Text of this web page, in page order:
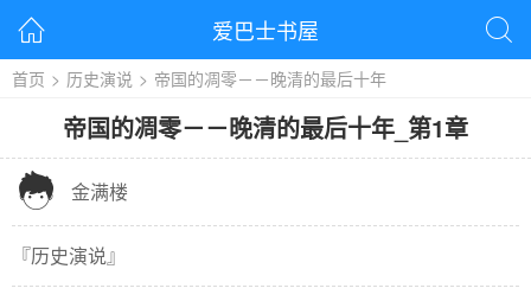
 爱巴士书屋 
首页 > 历史演说 > 帝国的凋零－－晚清的最后十年
帝国的凋零－－晚清的最后十年 第1章
 金满楼
『历史演说』